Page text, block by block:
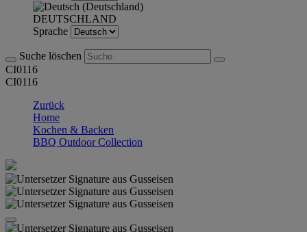
DEUTSCHLAND
Sprache
Suche löschen
CI0116
CI0116
Zurück
Home
Kochen & Backen
BBQ Outdoor Collection